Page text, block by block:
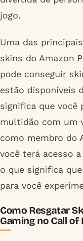
jogo.
Uma das
skins do Amazon
pode conseguir
estão disponíveis
significa que você
multidão com um
como membro do
você terá acesso
o que significa
para você
Como Resgatar
Gaming no Call of